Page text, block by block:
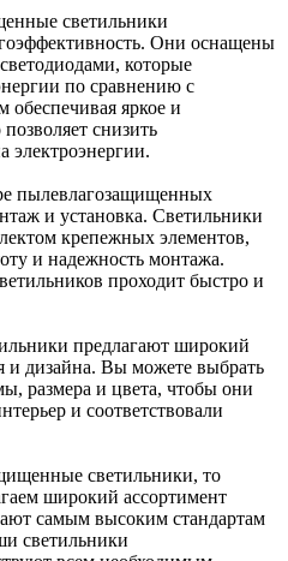
светильники
Они оснащены
которые
по сравнению с
яркое и
снизить
электроэнергии.
пылевлагозащищенных
и установка. Светильники
крепежных элементов,
и надежность монтажа.
проходит быстро и
предлагают широкий
и дизайна. Вы можете выбрать
размера и цвета, чтобы они
и соответствовали
светильники, то
широкий ассортимент
самым высоким стандартам
светильники